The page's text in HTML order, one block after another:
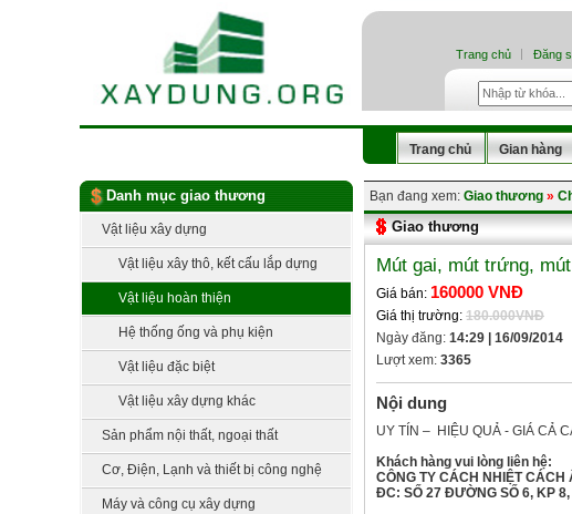
Trang chủ Đăng
Trang chủ Gian hàng
Danh mục giao thương
Vật liệu xây dựng
Vật liệu xây thô, kết cấu lắp dựng
Vật liệu hoàn thiện
Hệ thống ống và phụ kiện
Vật liệu đặc biệt
Vật liệu xây dựng khác
Sản phẩm nội thất, ngoại thất
Cơ, Điện, Lạnh và thiết bị công nghệ
Máy và công cụ xây dựng
Bạn đang xem: Giao thương »
Giao thương
Mút gai, mút trứng,
Giá bán: 160000 VNĐ
Giá thị trường: 180.000VNĐ
Ngày đăng: 14:29 | 16/09/2014
Lượt xem: 3365
Nội dung
UY TÍN – HIỆU QUẢ - GIÁ CẢ
Khách hàng vui lòng liên hệ:
CÔNG TY CÁCH NHIỆT CÁCH
ĐC: SỐ 27 ĐƯỜNG SỐ 6, KP